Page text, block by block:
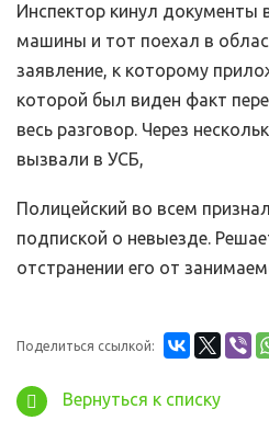
Инспектор кинул документы
машины и тот поехал в
заявление, к которому
которой был виден факт
весь разговор. Через
вызвали в УСБ,
Полицейский во всем
подпиской о невыезде.
отстранении его от
Поделиться ссылкой:
Вернуться к списку